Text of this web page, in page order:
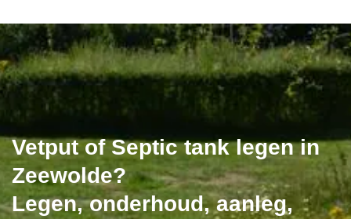
Vetput of Septic tank legen in
Zeewolde?
Legen, onderhoud, aanleg,